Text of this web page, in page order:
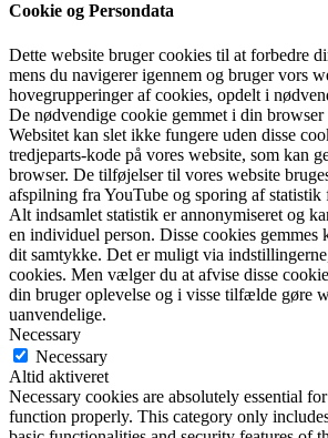
Cookie og Persondata
Dette website bruger cookies til at forbedre
mens du navigerer igennem og bruger vors
hovegrupperinger af cookies, opdelt i
De nødvendige cookie gemmet i din browser
Websitet kan slet ikke fungere uden disse
tredjeparts-kode på vores website, som kan
browser. De tilføjelser til vores website
afspilning fra YouTube og sporing af statistik
Alt indsamlet statistik er annonymiseret og
en individuel person. Disse cookies gemmes
dit samtykke. Det er muligt via
cookies. Men vælger du at afvise disse
din bruger oplevelse og i visse tilfælde gøre
uanvendelige.
Necessary
Necessary
Altid aktiveret
Necessary cookies are absolutely essential
function properly. This category only